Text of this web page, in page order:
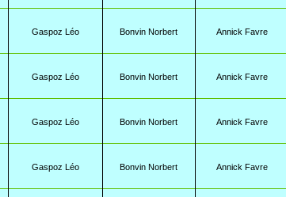
Gaspoz Léo Bonvin Norbert Annick Favre
Gaspoz Léo Bonvin Norbert Annick Favre
Gaspoz Léo Bonvin Norbert Annick Favre
Gaspoz Léo Bonvin Norbert Annick Favre